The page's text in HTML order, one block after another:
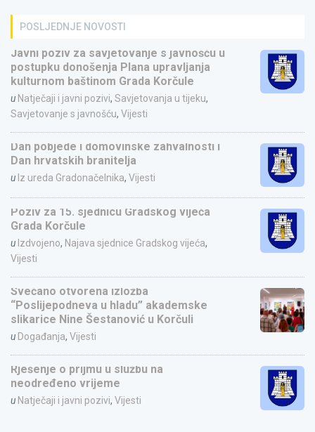
POSLJEDNJE NOVOSTI
Javni poziv za savjetovanje s javnošću u
postupku donošenja Plana upravljanja
kulturnom baštinom Grada Korčule
u Natječaji i javni pozivi, Savjetovanja u tijeku,
Savjetovanje s javnošću, Vijesti
Dan pobjede i domovinske zahvalnosti i
Dan hrvatskih branitelja
u Iz ureda Gradonačelnika, Vijesti
Poziv za 15. sjednicu Gradskog vijeća
Grada Korčule
u Izdvojeno, Najava sjednice Gradskog vijeća,
Vijesti
Svečano otvorena izložba
“Poslijepodneva u hladu” akademske
slikarice Nine Šestanović u Korčuli
u Događanja, Vijesti
Rješenje o prijmu u službu na
neodređeno vrijeme
u Natječaji i javni pozivi, Vijesti